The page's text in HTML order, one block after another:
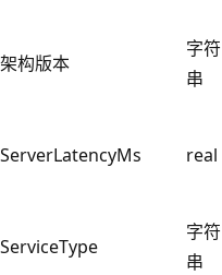
架构版本
字符
串
ServerLatencyMs real
ServiceType
字符
串